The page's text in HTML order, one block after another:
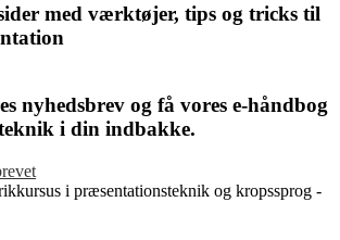
med værktøjer, tips og tricks til
nyhedsbrev og få vores e-håndbog
i din indbakke.